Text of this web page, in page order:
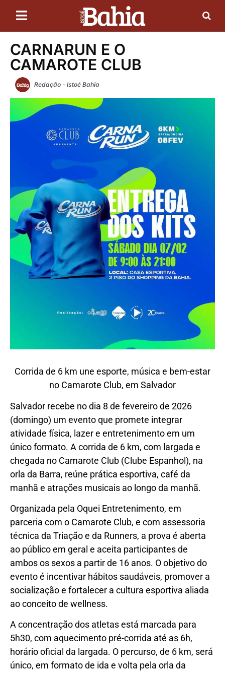
CARNARUN E O
CAMAROTE CLUB
Redação - Istoé Bahia
Corrida de 6 km une esporte, música e bem-estar
no Camarote Club, em Salvador
Salvador recebe no dia 8 de fevereiro de 2026
(domingo) um evento que promete integrar
atividade física, lazer e entretenimento em um
único formato. A corrida de 6 km, com largada e
chegada no Camarote Club (Clube Espanhol), na
orla da Barra, reúne prática esportiva, café da
manhã e atrações musicais ao longo da manhã.
Organizada pela Oquei Entretenimento, em
parceria com o Camarote Club, e com assessoria
técnica da Triação e da Runners, a prova é aberta
ao público em geral e aceita participantes de
ambos os sexos a partir de 16 anos. O objetivo do
evento é incentivar hábitos saudáveis, promover a
socialização e fortalecer a cultura esportiva aliada
ao conceito de wellness.
A concentração dos atletas está marcada para
5h30, com aquecimento pré-corrida até as 6h,
horário oficial da largada. O percurso, de 6 km, será
único, em formato de ida e volta pela orla da